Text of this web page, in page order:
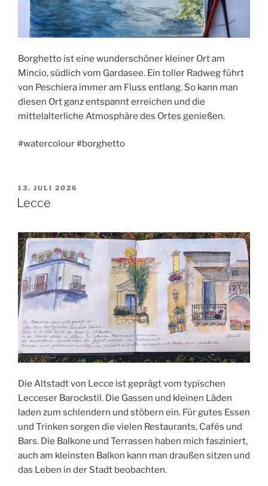
Borghetto ist eine wunderschöner kleiner Ort am
Mincio, südlich vom Gardasee. Ein toller Radweg führt
von Peschiera immer am Fluss entlang. So kann man
diesen Ort ganz entspannt erreichen und die
mittelalterliche Atmosphäre des Ortes genießen.
#watercolour #borghetto
VERÖFFENTLICHT
AM
13. JULI 2026
Lecce
Die Altstadt von Lecce ist geprägt vom typischen
Lecceser Barockstil. Die Gassen und kleinen Läden
laden zum schlendern und stöbern ein. Für gutes Essen
und Trinken sorgen die vielen Restaurants, Cafés und
Bars. Die Balkone und Terrassen haben mich fasziniert,
auch am kleinsten Balkon kann man draußen sitzen und
das Leben in der Stadt beobachten.